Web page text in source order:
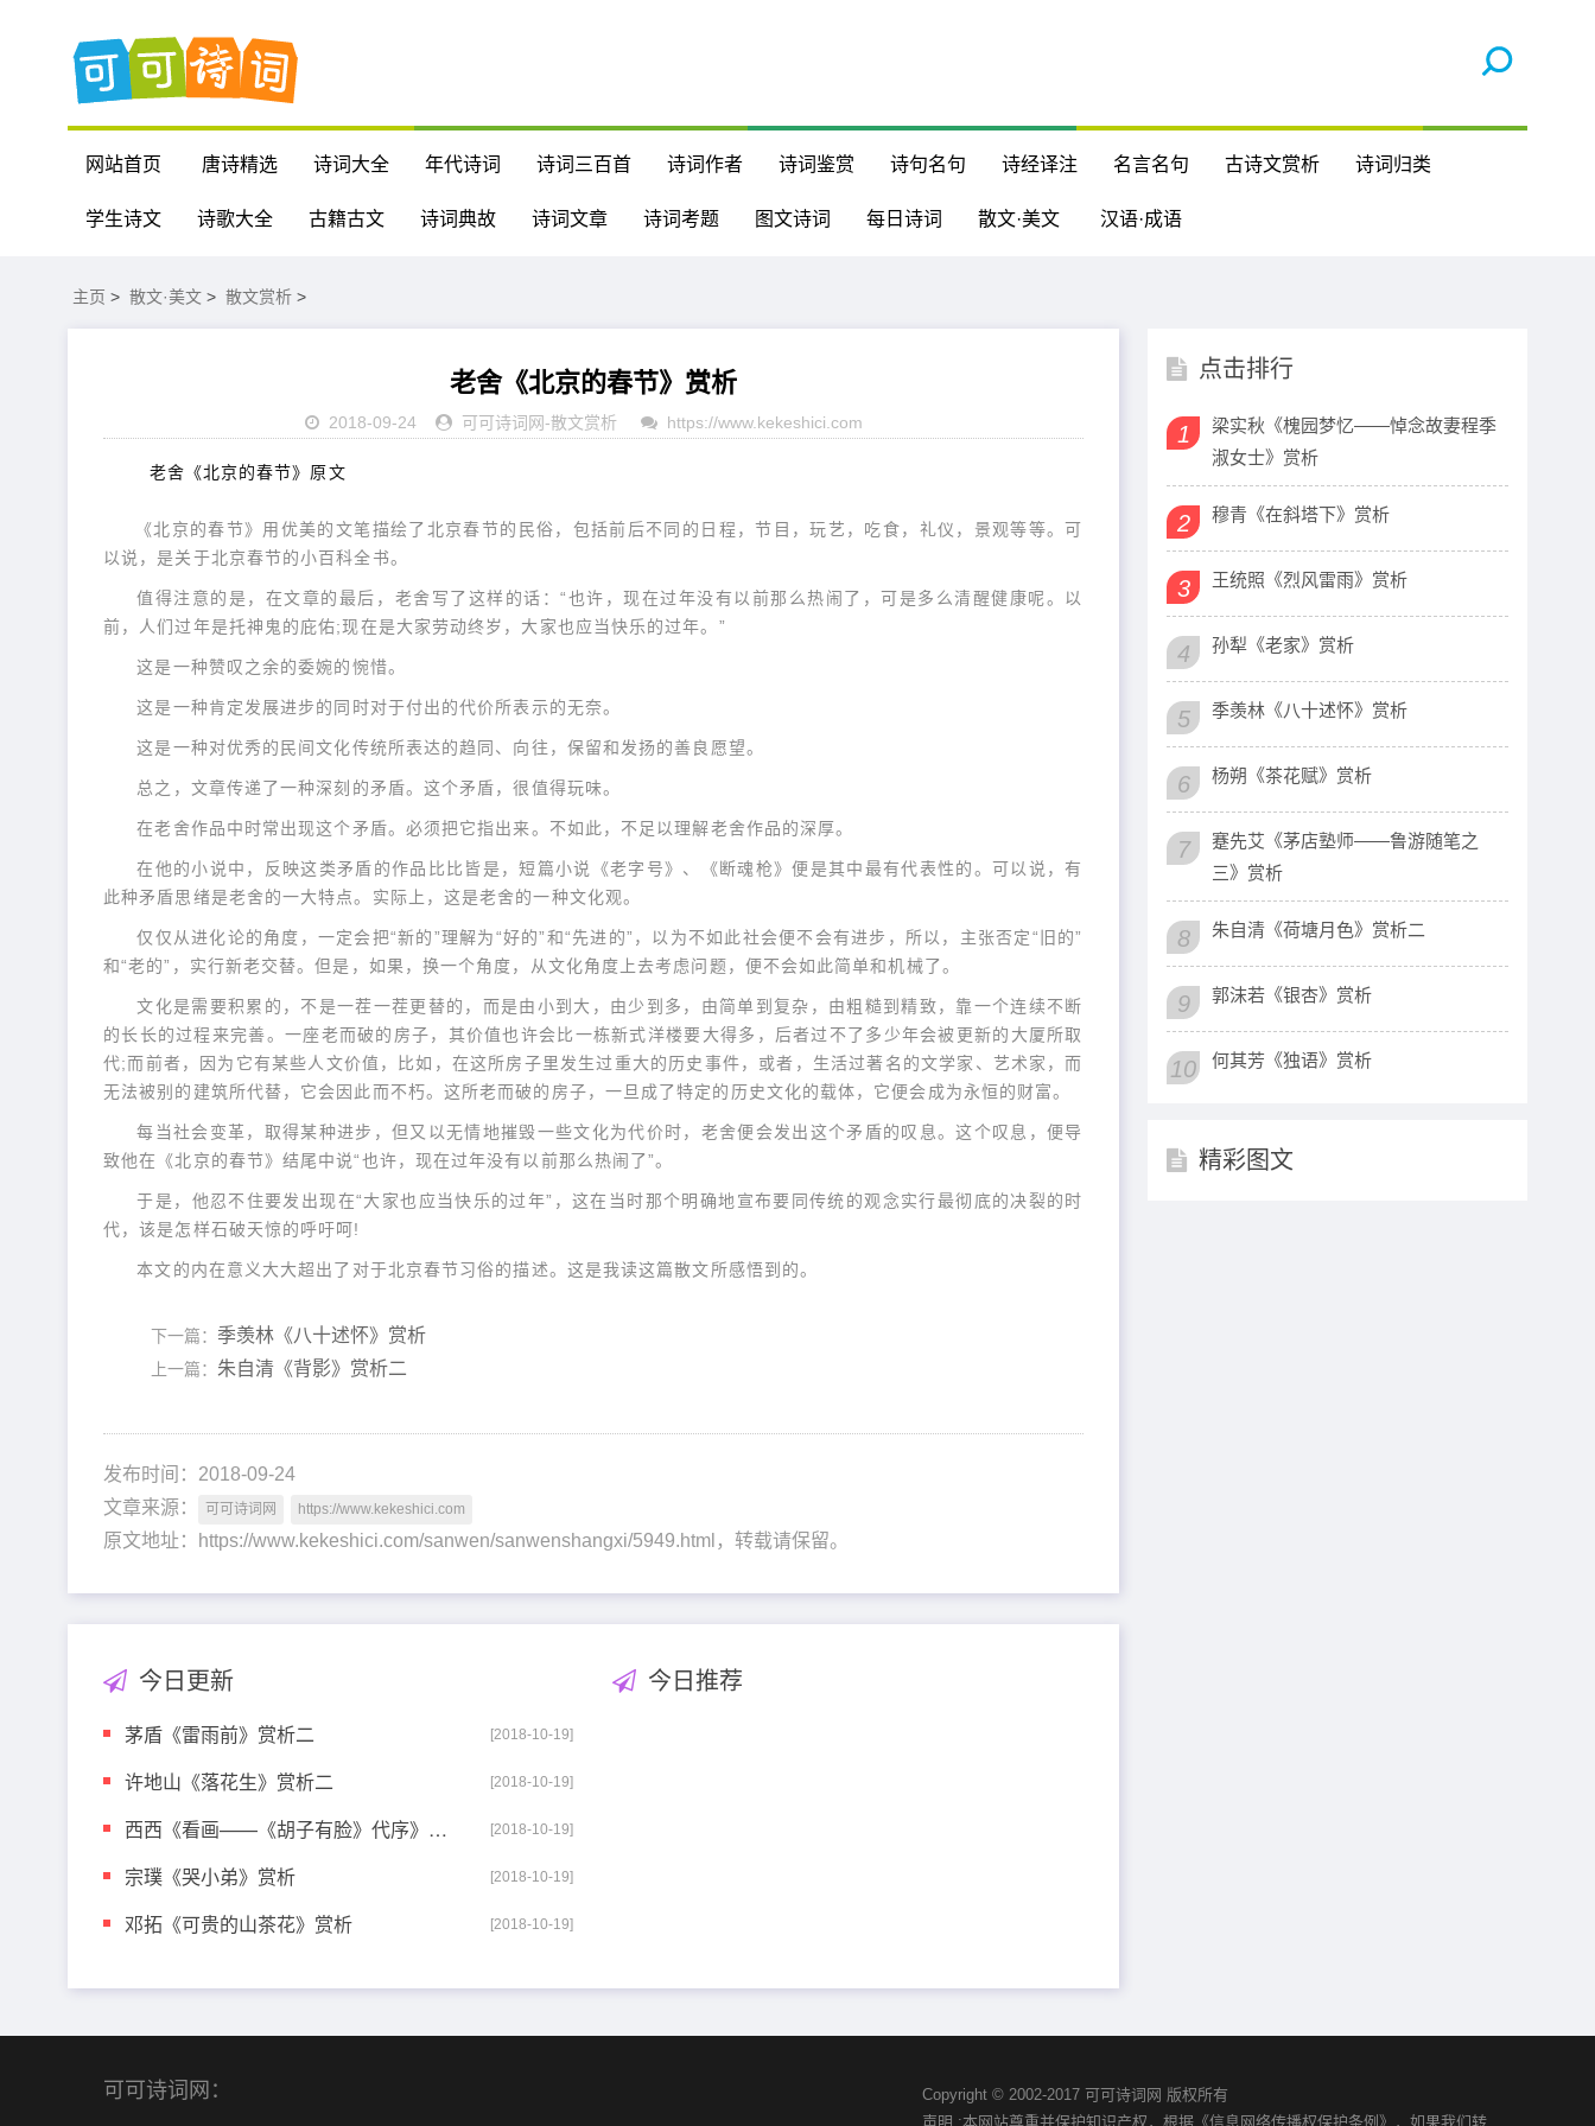
网站首页 唐诗精选 诗词大全 年代诗词 诗词三百首 诗词作者 诗词鉴赏 诗句名句 诗经译注 名言名句 古诗文赏析 诗词归类
学生诗文 诗歌大全 古籍古文 诗词典故 诗词文章 诗词考题 图文诗词 每日诗词 散文·美文 汉语·成语
主页 > 散文·美文 > 散文赏析 >
老舍《北京的春节》赏析
2018-09-24 可可诗词网-散文赏析 https://www.kekeshici.com
老舍《北京的春节》原文
《北京的春节》用优美的文笔描绘了北京春节的民俗，包括前后不同的日程，节目，玩艺，吃食，礼仪，景观等等。可
以说，是关于北京春节的小百科全书。
值得注意的是，在文章的最后，老舍写了这样的话：“也许，现在过年没有以前那么热闹了，可是多么清醒健康呢。以
前，人们过年是托神鬼的庇佑;现在是大家劳动终岁，大家也应当快乐的过年。”
这是一种赞叹之余的委婉的惋惜。
这是一种肯定发展进步的同时对于付出的代价所表示的无奈。
这是一种对优秀的民间文化传统所表达的趋同、向往，保留和发扬的善良愿望。
总之，文章传递了一种深刻的矛盾。这个矛盾，很值得玩味。
在老舍作品中时常出现这个矛盾。必须把它指出来。不如此，不足以理解老舍作品的深厚。
在他的小说中，反映这类矛盾的作品比比皆是，短篇小说《老字号》、《断魂枪》便是其中最有代表性的。可以说，有
此种矛盾思绪是老舍的一大特点。实际上，这是老舍的一种文化观。
仅仅从进化论的角度，一定会把“新的”理解为“好的”和“先进的”，以为不如此社会便不会有进步，所以，主张否定“旧的”
和“老的”，实行新老交替。但是，如果，换一个角度，从文化角度上去考虑问题，便不会如此简单和机械了。
文化是需要积累的，不是一茬一茬更替的，而是由小到大，由少到多，由简单到复杂，由粗糙到精致，靠一个连续不断
的长长的过程来完善。一座老而破的房子，其价值也许会比一栋新式洋楼要大得多，后者过不了多少年会被更新的大厦所取
代;而前者，因为它有某些人文价值，比如，在这所房子里发生过重大的历史事件，或者，生活过著名的文学家、艺术家，而
无法被别的建筑所代替，它会因此而不朽。这所老而破的房子，一旦成了特定的历史文化的载体，它便会成为永恒的财富。
每当社会变革，取得某种进步，但又以无情地摧毁一些文化为代价时，老舍便会发出这个矛盾的叹息。这个叹息，便导
致他在《北京的春节》结尾中说“也许，现在过年没有以前那么热闹了”。
于是，他忍不住要发出现在“大家也应当快乐的过年”，这在当时那个明确地宣布要同传统的观念实行最彻底的决裂的时
代，该是怎样石破天惊的呼吁呵!
本文的内在意义大大超出了对于北京春节习俗的描述。这是我读这篇散文所感悟到的。
下一篇： 季羡林《八十述怀》赏析
上一篇： 朱自清《背影》赏析二
发布时间：2018-09-24
文章来源：
可可诗词网 https://www.kekeshici.com
原文地址：https://www.kekeshici.com/sanwen/sanwenshangxi/5949.html，转载请保留。
今日更新
茅盾《雷雨前》赏析二 [2018-10-19]
许地山《落花生》赏析二 [2018-10-19]
西西《看画——《胡子有脸》代序》赏析 [2018-10-19]
宗璞《哭小弟》赏析 [2018-10-19]
邓拓《可贵的山茶花》赏析 [2018-10-19]
今日推荐
点击排行
1
梁实秋《槐园梦忆——悼念故妻程季
淑女士》赏析
2 穆青《在斜塔下》赏析
3 王统照《烈风雷雨》赏析
4 孙犁《老家》赏析
5 季羡林《八十述怀》赏析
6 杨朔《茶花赋》赏析
7
蹇先艾《茅店塾师——鲁游随笔之
三》赏析
8 朱自清《荷塘月色》赏析二
9 郭沫若《银杏》赏析
10 何其芳《独语》赏析
精彩图文
可可诗词网：
Copyright © 2002-2017 可可诗词网 版权所有
声明 :本网站尊重并保护知识产权，根据《信息网络传播权保护条例》，如果我们转